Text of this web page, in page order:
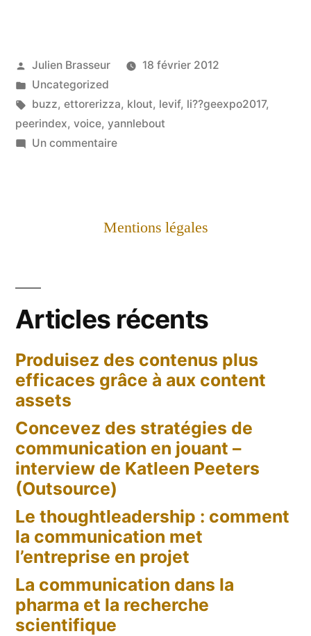
Publié
par
Julien Brasseur
18 février 2012
Publié
dans
Uncategorized
Étiquettes :
buzz, ettorerizza, klout, levif, li??geexpo2017,
peerindex, voice, yannlebout
Un commentairesur
le
bonus
réflexion
sur
Mentions légales
Articles récents
Produisez des contenus plus
efficaces grâce à aux content
assets
Concevez des stratégies de
communication en jouant –
interview de Katleen Peeters
(Outsource)
Le thoughtleadership : comment
la communication met
l’entreprise en projet
La communication dans la
pharma et la recherche
scientifique